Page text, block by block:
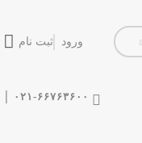
ورود ثبت نام
۰۲۱-۶۶۷۶۳۶۰۰ |